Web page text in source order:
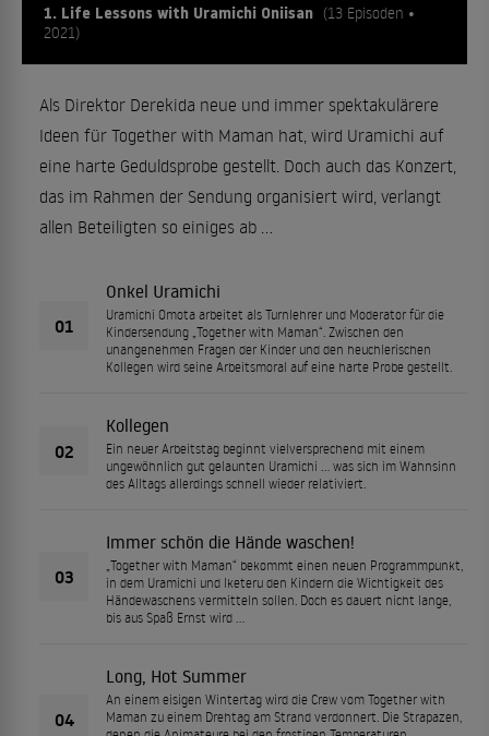
1. Life Lessons with Uramichi Oniisan (13 Episoden •
2021)
Als Direktor Derekida neue und immer spektakulärere
Ideen für Together with Maman hat, wird Uramichi auf
eine harte Geduldsprobe gestellt. Doch auch das Konzert,
das im Rahmen der Sendung organisiert wird, verlangt
allen Beteiligten so einiges ab …
01
Onkel Uramichi
Uramichi Omota arbeitet als Turnlehrer und Moderator für die
Kindersendung „Together with Maman“. Zwischen den
unangenehmen Fragen der Kinder und den heuchlerischen
Kollegen wird seine Arbeitsmoral auf eine harte Probe gestellt.
02
Kollegen
Ein neuer Arbeitstag beginnt vielversprechend mit einem
ungewöhnlich gut gelaunten Uramichi … was sich im Wahnsinn
des Alltags allerdings schnell wieder relativiert.
03
Immer schön die Hände waschen!
„Together with Maman“ bekommt einen neuen Programmpunkt,
in dem Uramichi und Iketeru den Kindern die Wichtigkeit des
Händewaschens vermitteln sollen. Doch es dauert nicht lange,
bis aus Spaß Ernst wird …
04
Long, Hot Summer
An einem eisigen Wintertag wird die Crew vom Together with
Maman zu einem Drehtag am Strand verdonnert. Die Strapazen,